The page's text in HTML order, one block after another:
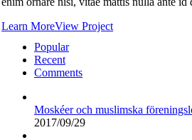
Learn MoreView Project
Popular
Recent
Comments
Moskéer och muslimska
2017/09/29